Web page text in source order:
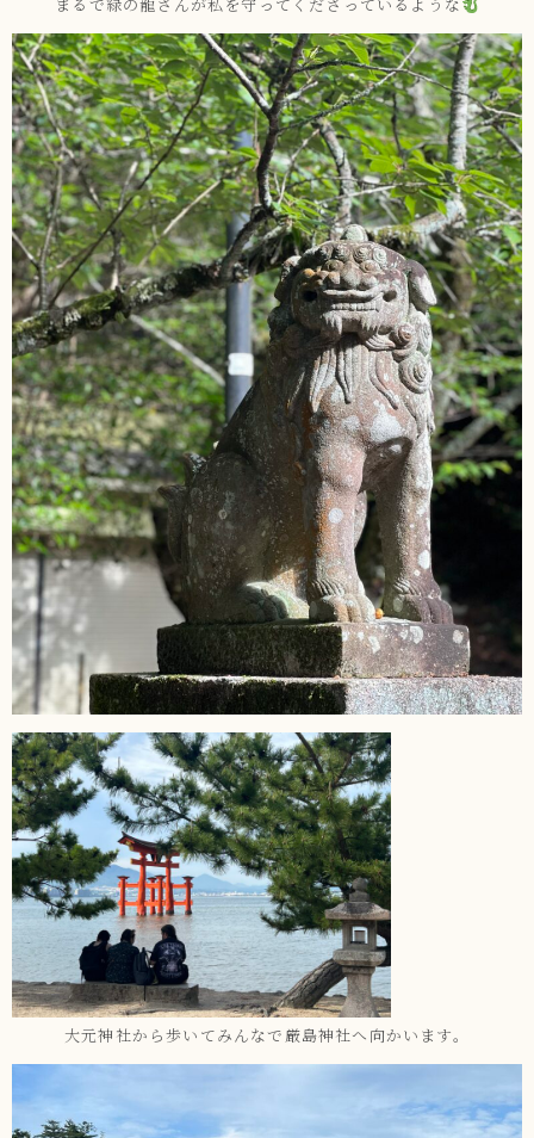
まるで緑の龍さんが私を守ってくださっているような
大元神社から歩いてみんなで厳島神社へ向かいます。